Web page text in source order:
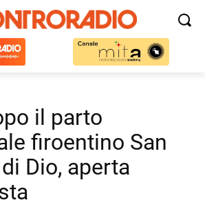
il parto
firoentino San
Dio, aperta